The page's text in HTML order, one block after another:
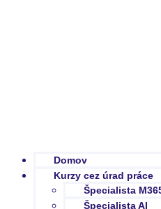
Domov
Kurzy cez úrad práce
Špecialista
Špecialista AI